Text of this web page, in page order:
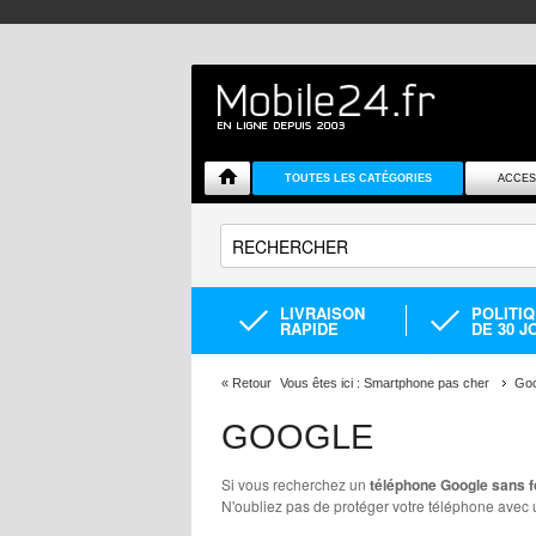
TOUTES LES CATÉGORIES
LIVRAISON
RAPIDE DE 30
« Retour Vous êtes ici : Smartphone pas cher
GOOGLE
Si vous recherchez un téléphone Google sans
N'oubliez pas de protéger votre téléphone avec